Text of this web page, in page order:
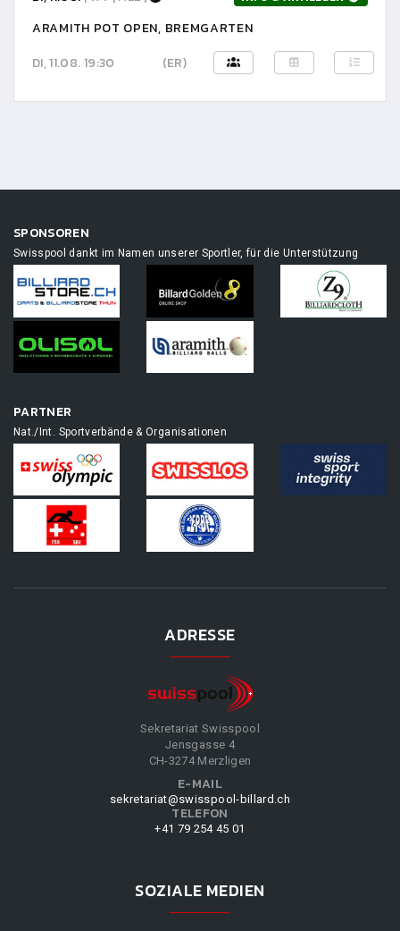
ARAMITH POT OPEN, BREMGARTEN
DI, 11.08. 19:30
(ER)
SPONSOREN
Swisspool dankt im Namen unserer Sportler, für die Unterstützung
PARTNER
Nat./Int. Sportverbände & Organisationen
ADRESSE
Sekretariat Swisspool
Jensgasse 4
CH-3274 Merzligen
E-MAIL
sekretariat@swisspool-billard.ch
TELEFON
+41 79 254 45 01
SOZIALE MEDIEN